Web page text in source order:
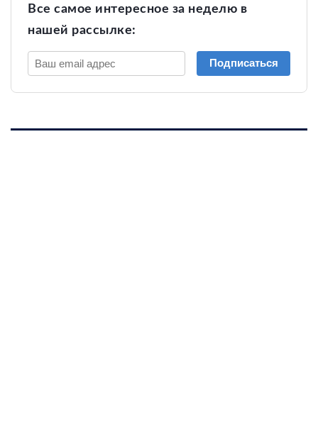
Все самое интересное за неделю в
нашей рассылке:
Подписаться